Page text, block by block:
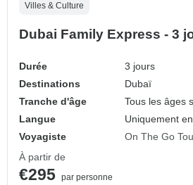
Villes & Culture
Dubai Family Express - 3
Durée
3 jours
Destinations
Dubaï
Tranche d'âge
Tous les âges
Langue
Uniquement
Voyagiste
On The Go
À partir de
€295 par personne